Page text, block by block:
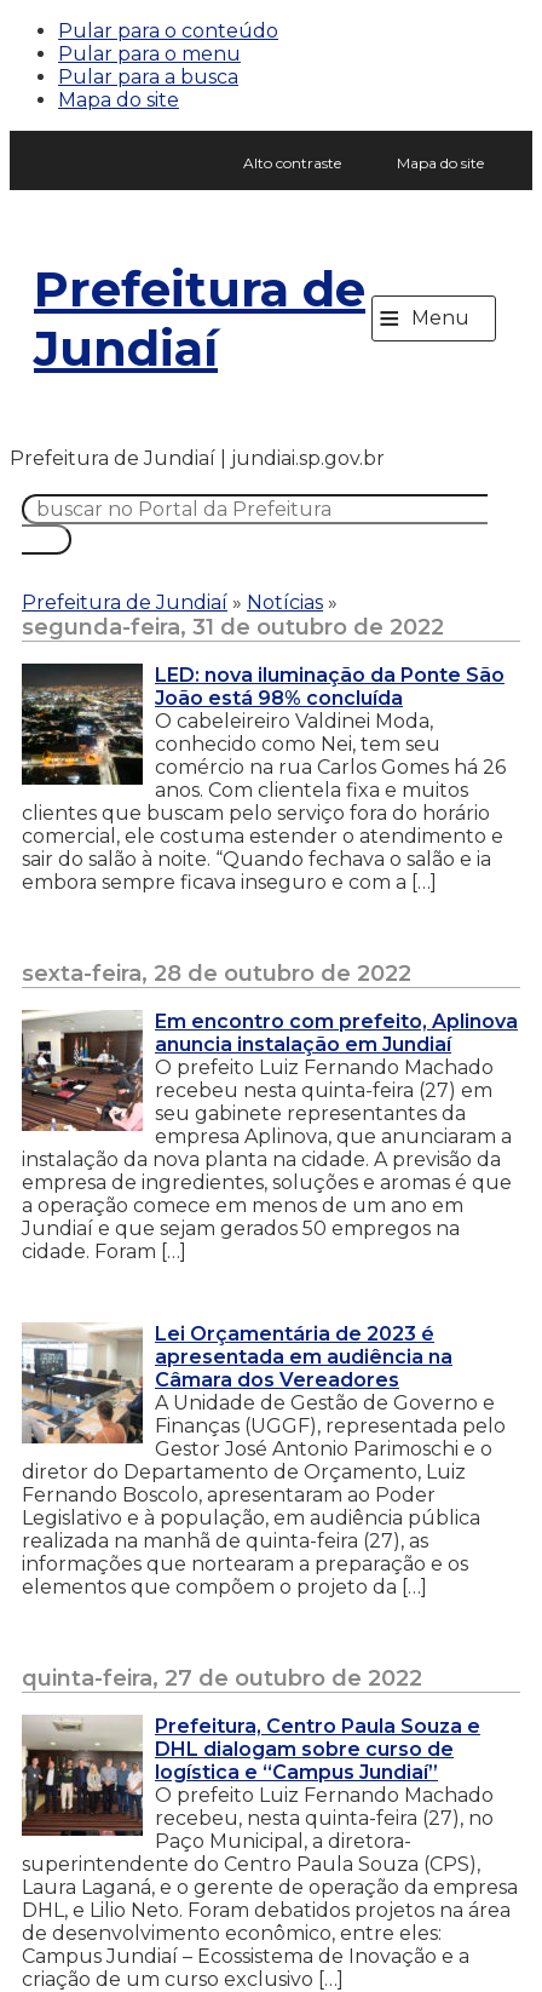
Pular para o conteúdo
Pular para o menu
Pular para a busca
Mapa do site
Alto contraste Mapa do site
Prefeitura de
Jundiaí
≡ Menu
Prefeitura de Jundiaí | jundiai.sp.gov.br
Prefeitura de Jundiaí » Notícias »
segunda-feira, 31 de outubro de 2022
LED: nova iluminação da Ponte São
João está 98% concluída
O cabeleireiro Valdinei Moda,
conhecido como Nei, tem seu
comércio na rua Carlos Gomes há 26
anos. Com clientela fixa e muitos
clientes que buscam pelo serviço fora do horário
comercial, ele costuma estender o atendimento e
sair do salão à noite. “Quando fechava o salão e ia
embora sempre ficava inseguro e com a […]
sexta-feira, 28 de outubro de 2022
Em encontro com prefeito, Aplinova
anuncia instalação em Jundiaí
O prefeito Luiz Fernando Machado
recebeu nesta quinta-feira (27) em
seu gabinete representantes da
empresa Aplinova, que anunciaram a
instalação da nova planta na cidade. A previsão da
empresa de ingredientes, soluções e aromas é que
a operação comece em menos de um ano em
Jundiaí e que sejam gerados 50 empregos na
cidade. Foram […]
Lei Orçamentária de 2023 é
apresentada em audiência na
Câmara dos Vereadores
A Unidade de Gestão de Governo e
Finanças (UGGF), representada pelo
Gestor José Antonio Parimoschi e o
diretor do Departamento de Orçamento, Luiz
Fernando Boscolo, apresentaram ao Poder
Legislativo e à população, em audiência pública
realizada na manhã de quinta-feira (27), as
informações que nortearam a preparação e os
elementos que compõem o projeto da […]
quinta-feira, 27 de outubro de 2022
Prefeitura, Centro Paula Souza e
DHL dialogam sobre curso de
logística e “Campus Jundiaí”
O prefeito Luiz Fernando Machado
recebeu, nesta quinta-feira (27), no
Paço Municipal, a diretora-
superintendente do Centro Paula Souza (CPS),
Laura Laganá, e o gerente de operação da empresa
DHL, e Lilio Neto. Foram debatidos projetos na área
de desenvolvimento econômico, entre eles:
Campus Jundiaí – Ecossistema de Inovação e a
criação de um curso exclusivo […]